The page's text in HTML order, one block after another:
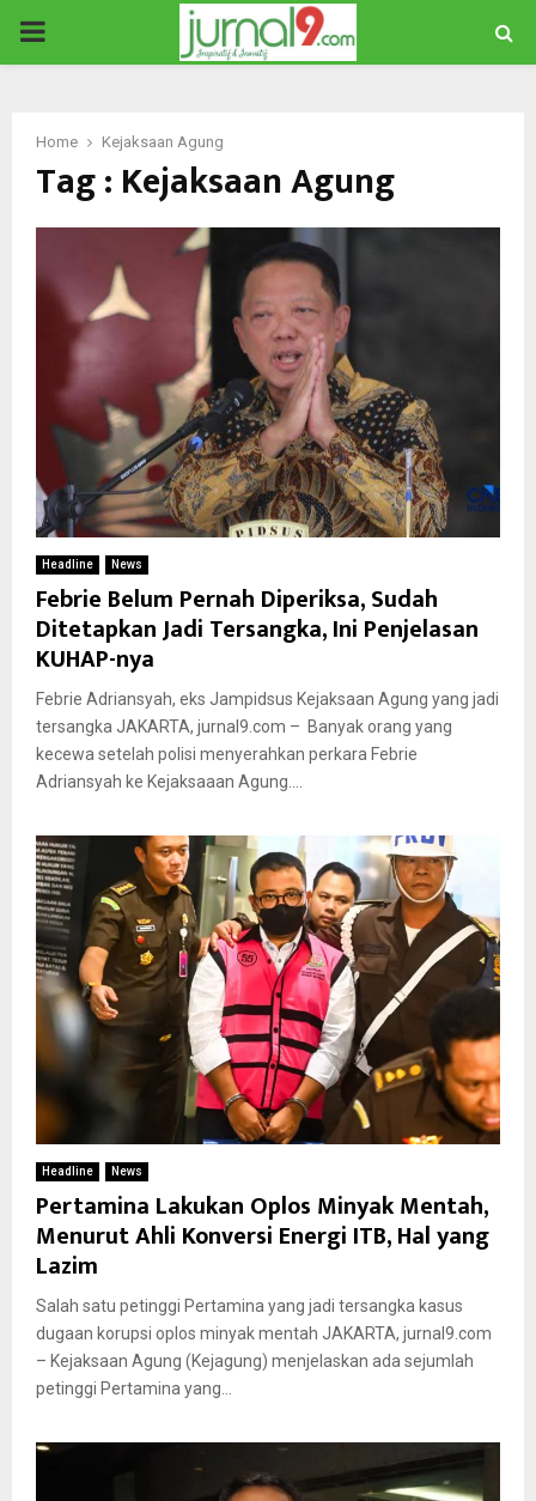
PRIMARY
Home Kejaksaan Agung
Tag : Kejaksaan Agung
Headline News
Febrie Belum Pernah Diperiksa, Sudah
Ditetapkan Jadi Tersangka, Ini Penjelasan
KUHAP-nya
Febrie Adriansyah, eks Jampidsus Kejaksaan Agung yang jadi
tersangka JAKARTA, jurnal9.com – Banyak orang yang
kecewa setelah polisi menyerahkan perkara Febrie
Adriansyah ke Kejaksaaan Agung....
Headline News
Pertamina Lakukan Oplos Minyak Mentah,
Menurut Ahli Konversi Energi ITB, Hal yang
Lazim
Salah satu petinggi Pertamina yang jadi tersangka kasus
dugaan korupsi oplos minyak mentah JAKARTA, jurnal9.com
– Kejaksaan Agung (Kejagung) menjelaskan ada sejumlah
petinggi Pertamina yang...